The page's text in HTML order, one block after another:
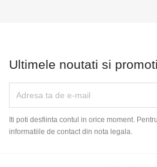
Ultimele noutati si
Iti poti desfiinta contul in orice moment.
informatiile de contact din nota legala.